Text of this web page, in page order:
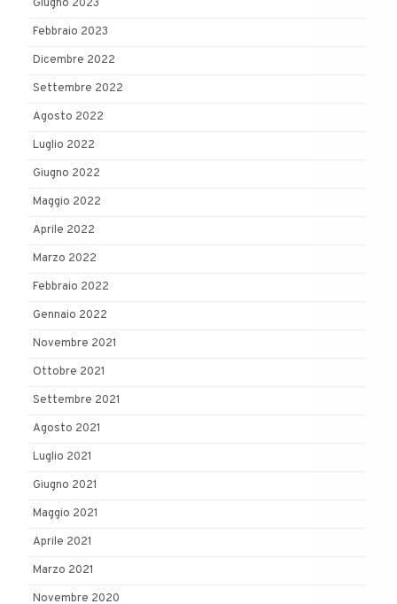
Giugno 2023
Febbraio 2023
Dicembre 2022
Settembre 2022
Agosto 2022
Luglio 2022
Giugno 2022
Maggio 2022
Aprile 2022
Marzo 2022
Febbraio 2022
Gennaio 2022
Novembre 2021
Ottobre 2021
Settembre 2021
Agosto 2021
Luglio 2021
Giugno 2021
Maggio 2021
Aprile 2021
Marzo 2021
Novembre 2020